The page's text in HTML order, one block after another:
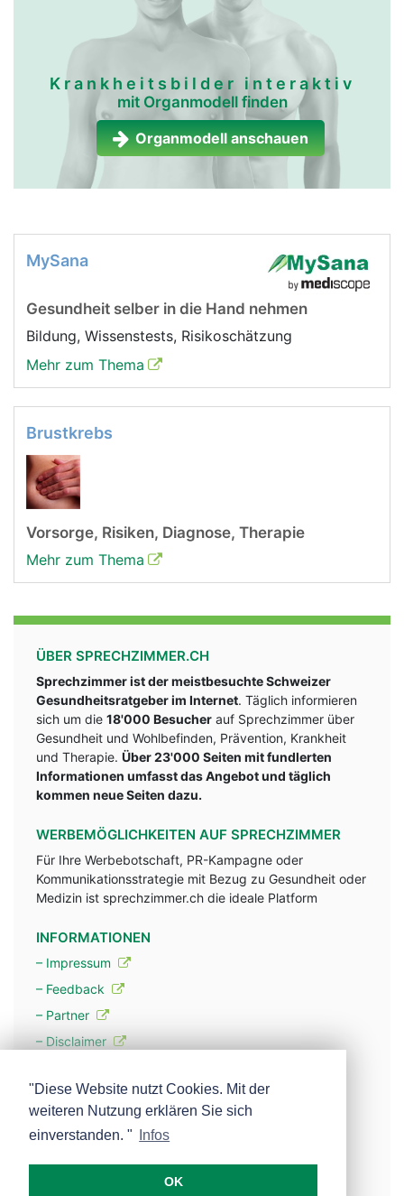
Krankheitsbilder interaktiv
mit Organmodell finden
Organmodell anschauen
MySana
Gesundheit selber in die Hand nehmen
Bildung, Wissenstests, Risikoschätzung
Mehr zum Thema
Brustkrebs
Vorsorge, Risiken, Diagnose, Therapie
Mehr zum Thema
ÜBER SPRECHZIMMER.CH
Sprechzimmer ist der meistbesuchte Schweizer
Gesundheitsratgeber im Internet. Täglich informieren
sich um die 18'000 Besucher auf Sprechzimmer über
Gesundheit und Wohlbefinden, Prävention, Krankheit
und Therapie. Über 23'000 Seiten mit fundlerten
Informationen umfasst das Angebot und täglich
kommen neue Seiten dazu.
WERBEMÖGLICHKEITEN AUF SPRECHZIMMER
Für Ihre Werbebotschaft, PR-Kampagne oder
Kommunikationsstrategie mit Bezug zu Gesundheit oder
Medizin ist sprechzimmer.ch die ideale Platform
INFORMATIONEN
– Impressum
– Feedback
– Partner
– Disclaimer
– Werbung
– Mehr über unsere Experten
"Diese Website nutzt Cookies. Mit der
weiteren Nutzung erklären Sie sich
einverstanden. "
Infos
OK